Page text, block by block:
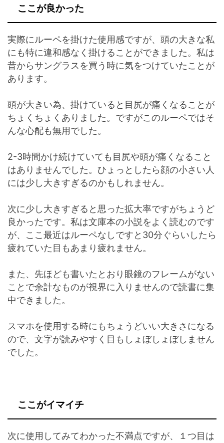
ここが良かった
実際にルーペを掛けた使用感ですが、頭の大きな私
にも特に違和感なく掛けることができました。私は
昔からサングラスを買う時に気をつけていたことが
あります。
頭が大きい為、掛けていると目尻が痛くなることが
ちょくちょくありました。ですがこのルーペではそ
んな心配も無用でした。
2-3時間かけ続けていても目尻や頭が痛くなること
はありませんでした。ひょっとしたら顔の小さい人
には少し大きすぎるのかもしれません。
次に少し大きすぎると思った拡大率ですがちょうど
良かったです。私は文庫本の小説をよく読むのです
が、ここ最近はルーペなしですと30分ぐらいしたら
疲れていた目もあまり疲れません。
また、先ほども書いたとおり眼鏡のフレームがない
ことで余計なものが視界に入りませんので読書に集
中できました。
スマホを使用する時にもちょうどいい大きさになる
ので、文字が読みやすく目もしょぼしょぼしません
でした。
ここがイマイチ
次に使用してみてわかった不満点ですが、１つ目は